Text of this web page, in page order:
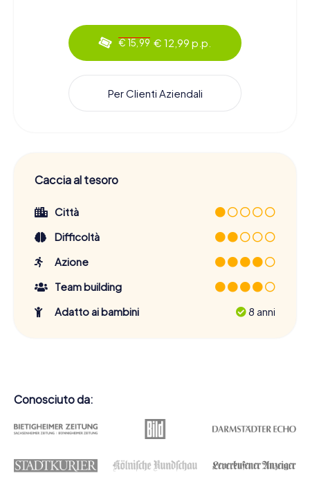
€ 15,99 € 12,99 p.p.
Per Clienti Aziendali
Caccia al tesoro
Città
Difficoltà
Azione
Team building
Adatto ai bambini
8 anni
Conosciuto da: